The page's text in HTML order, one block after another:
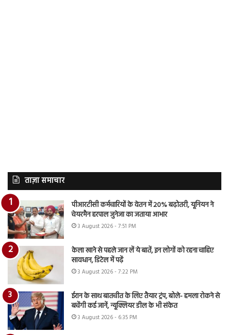
ताज़ा समाचार
पीआरटीसी कर्मचारियों के वेतन में 20% बढ़ोतरी, यूनियन ने
चेयरमैन हरपाल जुनेजा का जताया आभार
3 August 2026 - 7:51 PM
केला खाने से पहले जान लें ये बातें, इन लोगों को रहना चाहिए
सावधान, डिटेल में पढ़ें
3 August 2026 - 7:22 PM
ईरान के साथ बातचीत के लिए तैयार ट्रंप, बोले- हमला रोकने से
बचेंगी कई जानें, न्यूक्लियर डील के भी संकेत
3 August 2026 - 6:35 PM